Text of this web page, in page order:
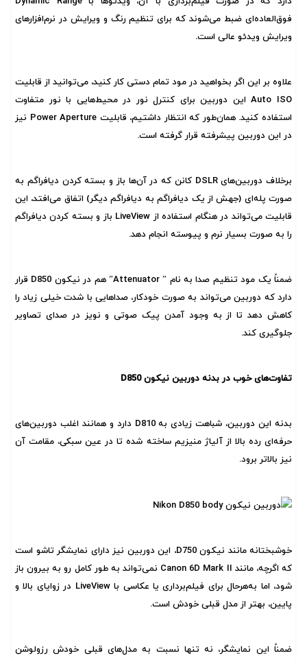
فوق‌العاده‌ای ضبط می‌شوند که برای تنظیم رنگ و ویرایش در نرم‌افزارهای
ویرایش ویدئو عالی است.
علاوه بر این اگر بخواهید در مود تمام دستی کار کنید، می‌توانید از قابلیت
Auto ISO این دوربین برای کنترل نور در محیط‌هایی با نور متفاوت
استفاده کنید. همان‌طور که انتظار داشتیم، قابلیت Power Aperture نیز
در این دوربین پیشرفته قرار گرفته است.
برخلاف دوربین‌های DSLR کانن که در آن‌ها باز و بسته کردن دیافراگم به
صورت پله‌ای (جهش از یک دیافراگم به دیافراگم دیگر) اتفاق می‌افتد، این
قابلیت می‌تواند در هنگام استفاده از LiveView باز و بسته کردن دیافراگم
را به صورت بسیار نرم و پیوسته انجام دهد.
ضمناً یک مود تنظیم صدا به نام ” Attenuator” هم در نیکون D850 قرار
دارد که دوربین می‌تواند به صورت خودکار، صداهایی با شدت خیلی زیاد را
کاهش دهد تا از به وجود آمدن پیک صوتی و نویز در صدای تصاویر
جلوگیری کند.
تفاوت‌های خوب در بدنه دوربین نیکون D850
بدنه این دوربین، شباهت زیادی به D810 دارد و همانند اغلب دوربین‌های
حرفه‌ای رده بالا از آلیاژ منیزیم ساخته شده تا در عین سبکی، مقامت آن
نیز بالاتر برود.
خوشبختانه مانند نیکون D750، این دوربین نیز دارای نمایشگر تاشو است
که اگرچه، مانند Canon 6D Mark II نمی‌تواند به طور کامل رو به بیرون باز
شود، اما به‌هرحال برای فیلم‌برداری یا عکاسی با LiveView در زوایای بالا و
پایین، بهتر از مدل‌ قبلی خودش است.
ضمناً این نمایشگر، نه تنها نسبت به مدل‌های قبلی خودش رزولوشن